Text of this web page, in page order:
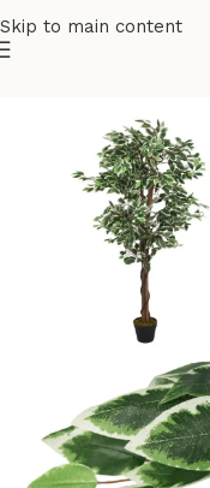
Skip to main content